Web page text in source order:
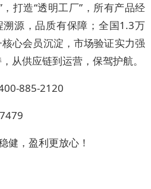
打造“透明工厂”，所有产品经
溯源，品质有保障；全国1.3万
心会员沉淀，市场验证实力强
从供应链到运营，保驾护航。
885-2120
健，盈利更放心！